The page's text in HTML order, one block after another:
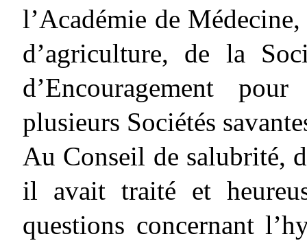
l’Académie de
d’agriculture, de la
d’Encouragement
plusieurs Sociétés
Au Conseil de salubrité,
il avait traité et
questions concernant